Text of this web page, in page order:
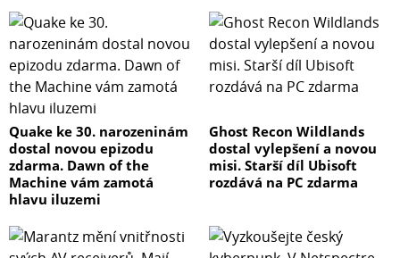
Quake ke 30. narozeninám
dostal novou epizodu
zdarma. Dawn of the
Machine vám zamotá
hlavu iluzemi
Ghost Recon Wildlands
dostal vylepšení a novou
misi. Starší díl Ubisoft
rozdává na PC zdarma